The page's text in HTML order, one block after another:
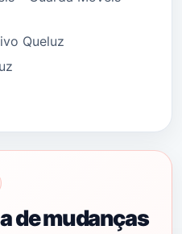
Queluz
de mudanças